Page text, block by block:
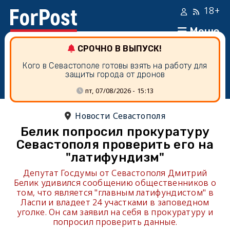
Меню
18+
СРОЧНО В ВЫПУСК!
Кого в Севастополе готовы взять на работу для
защиты города от дронов
пт, 07/08/2026 - 15:13
Новости Севастополя
Белик попросил прокуратуру
Севастополя проверить его на
"латифундизм"
Депутат Госдумы от Севастополя Дмитрий
Белик удивился сообщению общественников о
том, что является "главным латифундистом" в
Ласпи и владеет 24 участками в заповедном
уголке. Он сам заявил на себя в прокуратуру и
попросил проверить данные.